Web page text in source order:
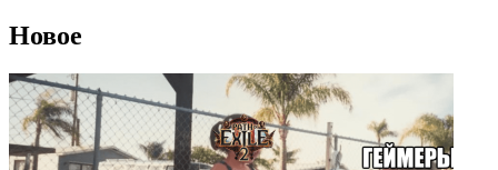
Новое